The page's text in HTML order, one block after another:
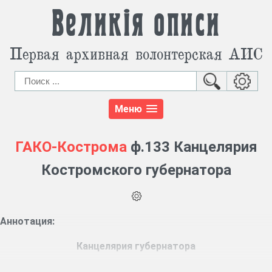
Великія описи
Первая архивная волонтерская АИС
Меню
ГАКО-Костромаф.133 Канцелярия
Костромского губернатора
Аннотация:
Канцелярия губернатора